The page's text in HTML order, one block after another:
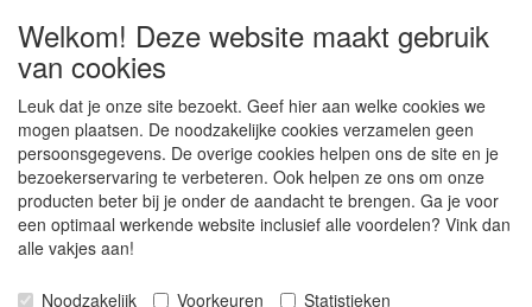
Algemene voorwaarden
Over ons.
Privacyverklaring
Microschroeven.nl Chamber of Commerce
Welkom! Deze website maakt gebruik
van cookies
Leuk dat je onze site bezoekt. Geef hier aan welke cookies we
mogen plaatsen. De noodzakelijke cookies verzamelen geen
persoonsgegevens. De overige cookies helpen ons de site en je
bezoekerservaring te verbeteren. Ook helpen ze ons om onze
producten beter bij je onder de aandacht te brengen. Ga je voor
een optimaal werkende website inclusief alle voordelen? Vink dan
alle vakjes aan!
Noodzakelijk Voorkeuren Statistieken